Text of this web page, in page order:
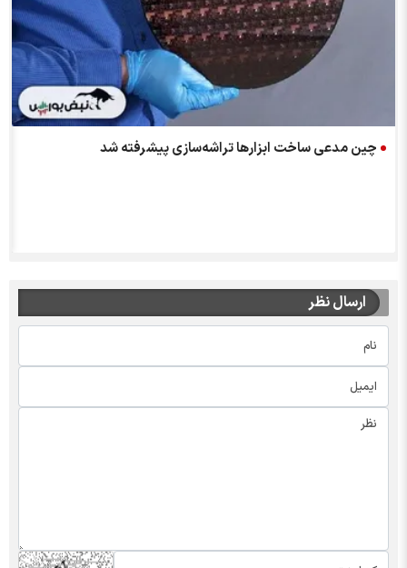
چین مدعی ساخت ابزار‌ها تراشه‌سازی پیشرفته شد
ارسال نظر